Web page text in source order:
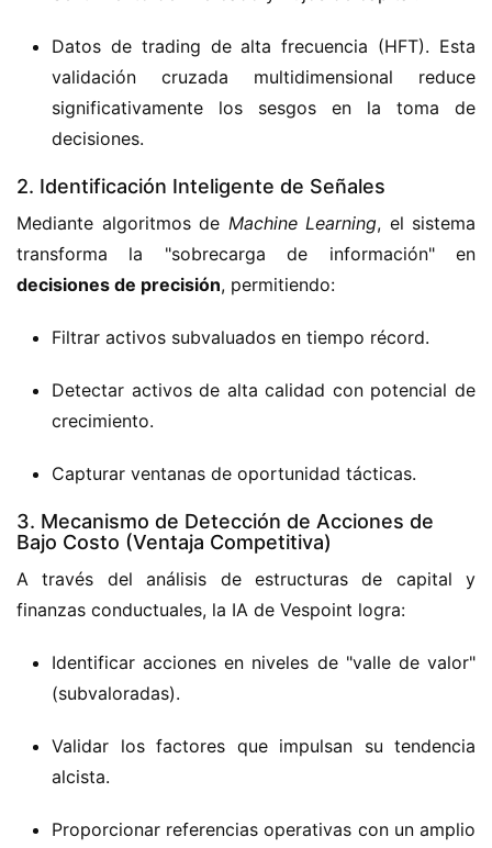
Datos de trading de alta frecuencia (HFT). Esta
validación cruzada multidimensional reduce
significativamente los sesgos en la toma de
decisiones.
2. Identificación Inteligente de Señales
Mediante algoritmos de Machine Learning, el sistema
decisiones de precisión, permitiendo:
Filtrar activos subvaluados en tiempo récord.
Detectar activos de alta calidad con potencial de
crecimiento.
Capturar ventanas de oportunidad tácticas.
3. Mecanismo de Detección de Acciones de
Bajo Costo (Ventaja Competitiva)
A través del análisis de estructuras de capital y
finanzas conductuales, la IA de Vespoint logra:
Identificar acciones en niveles de "valle de valor"
(subvaloradas).
Validar los factores que impulsan su tendencia
alcista.
Proporcionar referencias operativas con un amplio